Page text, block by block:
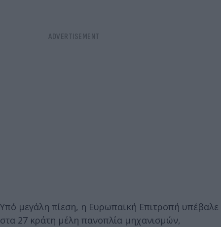
Υπό μεγάλη πίεση, η Ευρωπαϊκή Επιτροπή υπέβαλε
στα 27 κράτη μέλη πανοπλία μηχανισμών,